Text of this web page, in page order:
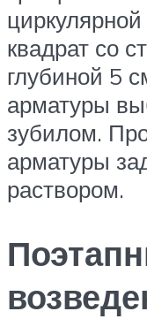
квадрат со
глубиной 5
арматуры
зубилом.
арматуры
раствором.